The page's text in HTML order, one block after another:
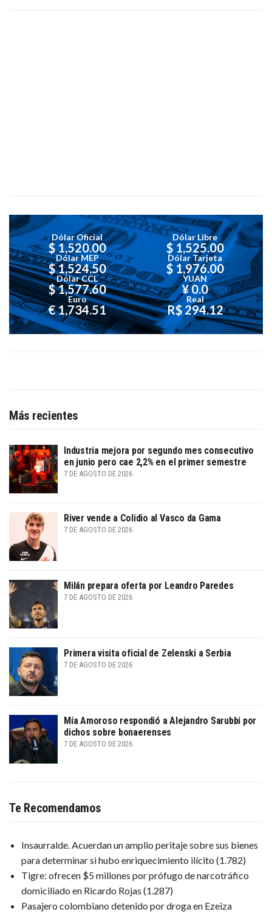
Dólar Oficial
$ 1,520.00
Dólar Libre
$ 1,525.00
Dólar MEP
$ 1,524.50
Dólar Tarjeta
$ 1,976.00
Dólar CCL
$ 1,577.60
YUAN
¥ 0.0
Euro
€ 1,734.51
Real
R$ 294.12
Más recientes
Industria mejora por segundo mes consecutivo
en junio pero cae 2,2% en el primer semestre
7 DE AGOSTO DE 2026
River vende a Colidio al Vasco da Gama
7 DE AGOSTO DE 2026
Milán prepara oferta por Leandro Paredes
7 DE AGOSTO DE 2026
Primera visita oficial de Zelenski a Serbia
7 DE AGOSTO DE 2026
Mía Amoroso respondió a Alejandro Sarubbi por
dichos sobre bonaerenses
7 DE AGOSTO DE 2026
Te Recomendamos
Insaurralde. Acuerdan un amplio peritaje sobre sus bienes
para determinar si hubo enriquecimiento ilícito (1.782)
Tigre: ofrecen $5 millones por prófugo de narcotráfico
domiciliado en Ricardo Rojas (1.287)
Pasajero colombiano detenido por droga en Ezeiza